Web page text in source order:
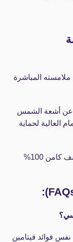
المباشرة
عن أشعة الشمس
العالية لحماية
خالي من العطور، الكحول، والبارابين، ومصنف كامن 100%
نفس فوائد فيتامين